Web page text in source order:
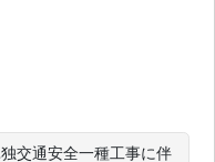
交通安全一種工事に伴